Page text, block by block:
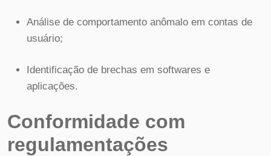
Análise de comportamento anômalo em contas de
usuário;
Identificação de brechas em softwares e
aplicações.
Conformidade com
regulamentações